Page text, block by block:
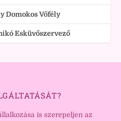
Domokos Vőfély
Esküvőszervező
is szerepeljen az